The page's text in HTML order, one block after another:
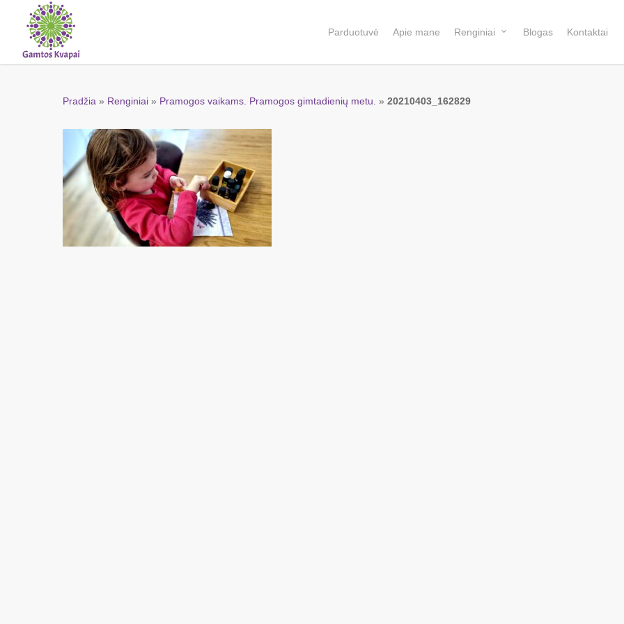
content
Parduotuvė Apie mane Renginiai Blogas Kontaktai
Pradžia » Renginiai » Pramogos vaikams. Pramogos gimtadienių metu. » 20210403_162829